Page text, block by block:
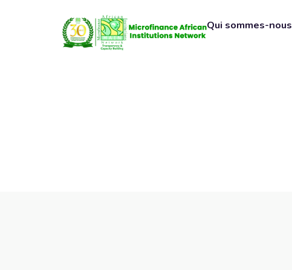
Qui sommes-nous